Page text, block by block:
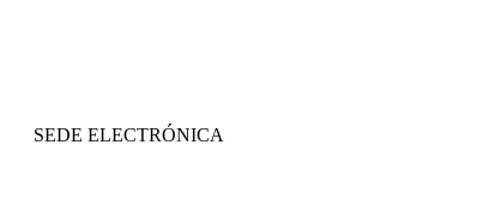
SEDE ELECTRÓNICA